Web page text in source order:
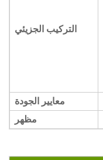
التركيب الجزيئي
معايير الجودة
مظهر